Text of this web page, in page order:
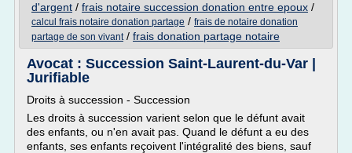
d'argent / frais notaire succession donation entre epoux /
calcul frais notaire donation partage / frais de notaire donation
partage de son vivant/ frais donation partage notaire
Avocat : Succession Saint-Laurent-du-Var |
Jurifiable
Droits à succession - Succession
Les droits à succession varient selon que le défunt avait
des enfants, ou n'en avait pas. Quand le défunt a eu des
enfants, ses enfants reçoivent l'intégralité des biens, sauf